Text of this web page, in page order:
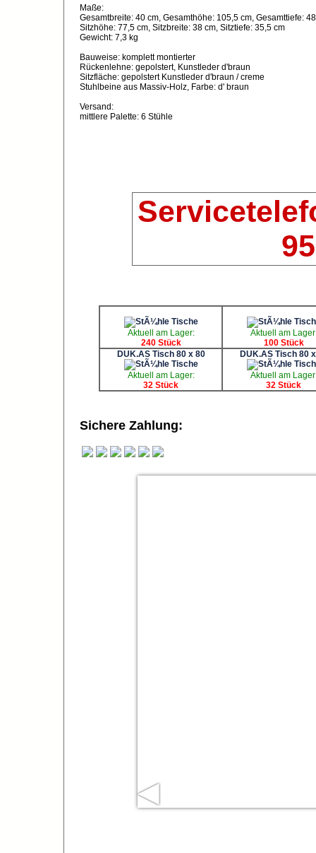
Maße:
Gesamtbreite: 40 cm, Gesamthöhe: 105,5 cm, Gesamttiefe:
Sitzhöhe: 77,5 cm, Sitzbreite: 38 cm, Sitztiefe: 35,5 cm
Gewicht: 7,3 kg
Bauweise: komplett montierter
Rückenlehne: gepolstert, Kunstleder d'braun
Sitzfläche: gepolstert Kunstleder d'braun / creme
Stuhlbeine aus Massiv-Holz, Farbe: d' braun
Versand:
mittlere Palette: 6 Stühle
Aktuell am Lager:
240 Stück
Aktuell am
100 Stück
DUK.AS Tisch 80 x 80
Aktuell am Lager:
32 Stück
DUK.AS Tisch 80
Aktuell am
32 Stück
Sichere Zahlung:
◀